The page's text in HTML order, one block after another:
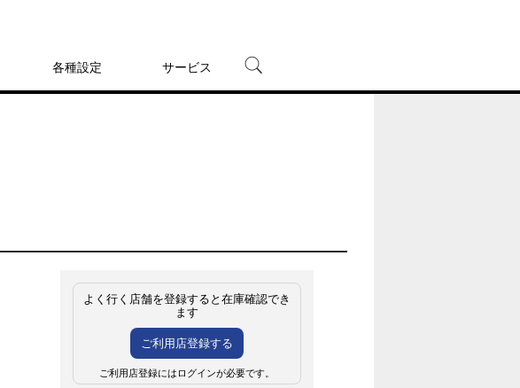
各種設定 サービス
よく行く店舗を登録すると在庫確認でき
ます
ご利用店登録する
ご利用店登録にはログインが必要です。